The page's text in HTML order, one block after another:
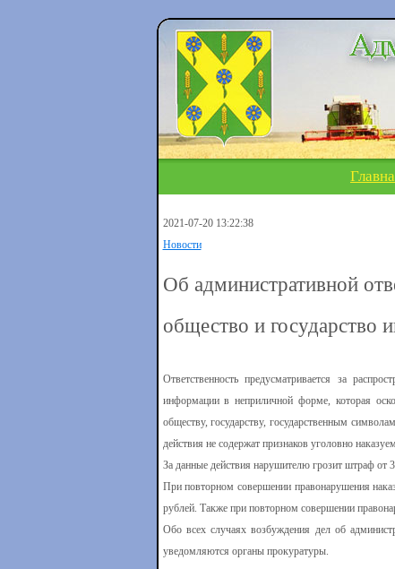
2021-07-20 13:22:38
Новости
Об административной
общество и государство
Ответственность предусматривается за
информации в неприличной форме, которая
обществу, государству, государственным
действия не содержат признаков уголовно
За данные действия нарушителю грозит штраф от
При повторном совершении правонарушения
рублей. Также при повторном совершении
Обо всех случаях возбуждения дел об
уведомляются органы прокуратуры.